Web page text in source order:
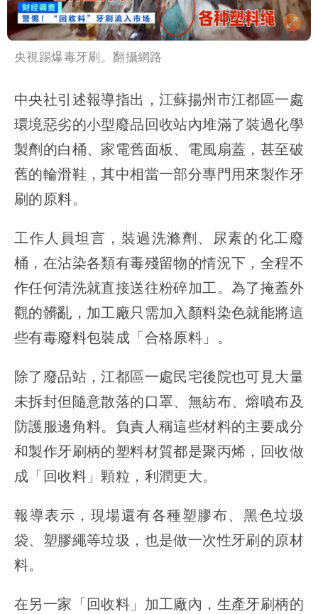
央視踢爆毒牙刷。翻攝網路
中央社引述報導指出，江蘇揚州市江都區一處
環境惡劣的小型廢品回收站內堆滿了裝過化學
製劑的白桶、家電舊面板、電風扇蓋，甚至破
舊的輪滑鞋，其中相當一部分專門用來製作牙
刷的原料。
工作人員坦言，裝過洗滌劑、尿素的化工廢
桶，在沾染各類有毒殘留物的情況下，全程不
作任何清洗就直接送往粉碎加工。為了掩蓋外
觀的髒亂，加工廠只需加入顏料染色就能將這
些有毒廢料包裝成「合格原料」。
除了廢品站，江都區一處民宅後院也可見大量
未拆封但隨意散落的口罩、無紡布、熔噴布及
防護服邊角料。負責人稱這些材料的主要成分
和製作牙刷柄的塑料材質都是聚丙烯，回收做
成「回收料」顆粒，利潤更大。
報導表示，現場還有各種塑膠布、黑色垃圾
袋、塑膠繩等垃圾，也是做一次性牙刷的原材
料。
在另一家「回收料」加工廠內，生產牙刷柄的